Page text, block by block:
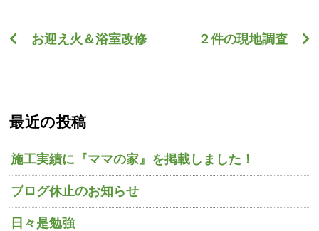
お迎え火＆浴室改修 ２件の現地調査
最近の投稿
施工実績に『ママの家』を掲載しました！
ブログ休止のお知らせ
日々是勉強